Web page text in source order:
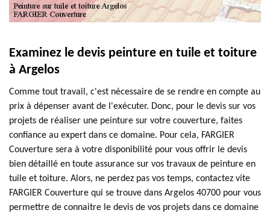
Examinez le devis peinture en tuile et toiture
à Argelos
Comme tout travail, c'est nécessaire de se rendre en compte au
prix à dépenser avant de l'exécuter. Donc, pour le devis sur vos
projets de réaliser une peinture sur votre couverture, faites
confiance au expert dans ce domaine. Pour cela, FARGIER
Couverture sera à votre disponibilité pour vous offrir le devis
bien détaillé en toute assurance sur vos travaux de peinture en
tuile et toiture. Alors, ne perdez pas vos temps, contactez vite
FARGIER Couverture qui se trouve dans Argelos 40700 pour vous
permettre de connaitre le devis de vos projets dans ce domaine